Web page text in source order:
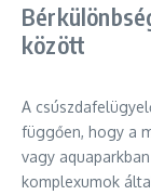
között
A
függően, hogy a
vagy
komplexumok